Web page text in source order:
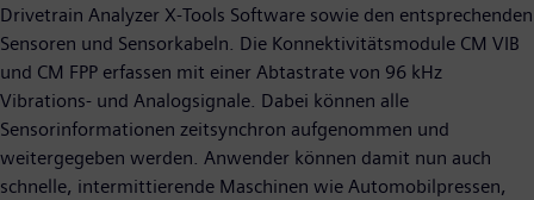
Drivetrain Analyzer X-Tools Software sowie den entsprechenden
Sensoren und Sensorkabeln. Die Konnektivitätsmodule CM VIB
und CM FPP erfassen mit einer Abtastrate von 96 kHz
Vibrations- und Analogsignale. Dabei können alle
Sensorinformationen zeitsynchron aufgenommen und
weitergegeben werden. Anwender können damit nun auch
schnelle, intermittierende Maschinen wie Automobilpressen,